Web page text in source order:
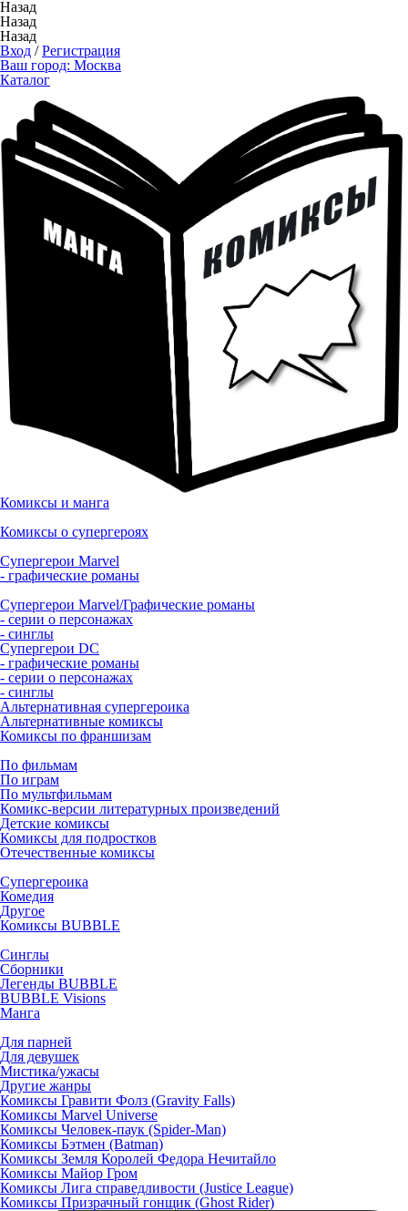
Назад
Назад
Назад
Вход /Регистрация
Ваш город: Москва
Каталог
Комиксы и манга
Комиксы о супергероях
Супергерои Marvel
- графические романы
Супергерои Marvel/Графические романы
- серии о персонажах
- синглы
Супергерои DC
- графические романы
- серии о персонажах
- синглы
Альтернативная супергероика
Альтернативные комиксы
Комиксы по франшизам
По фильмам
По играм
По мультфильмам
Комикс-версии литературных произведений
Детские комиксы
Комиксы для подростков
Отечественные комиксы
Супергероика
Комедия
Другое
Комиксы BUBBLE
Синглы
Сборники
Легенды BUBBLE
BUBBLE Visions
Манга
Для парней
Для девушек
Мистика/ужасы
Другие жанры
Комиксы Гравити Фолз (Gravity Falls)
Комиксы Marvel Universe
Комиксы Человек-паук (Spider-Man)
Комиксы Бэтмен (Batman)
Комиксы Земля Королей Федора Нечитайло
Комиксы Майор Гром
Комиксы Лига справедливости (Justice League)
Комиксы Призрачный гонщик (Ghost Rider)